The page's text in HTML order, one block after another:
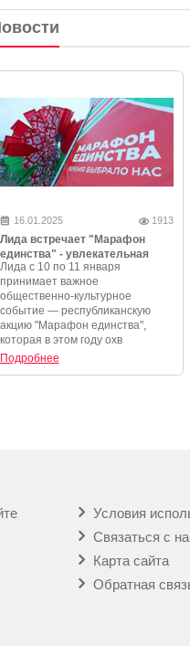
16.01.2025 1913
Лида встречает "Марафон
единства" - увлекательная
программа и незабываемые
события
Лида с 10 по 11 января
принимает важное
общественно-культурное
событие — республиканскую
акцию "Марафон единства",
которая в этом году охв
Подробнее
Условия
Связаться с
Карта сайта
Обратная